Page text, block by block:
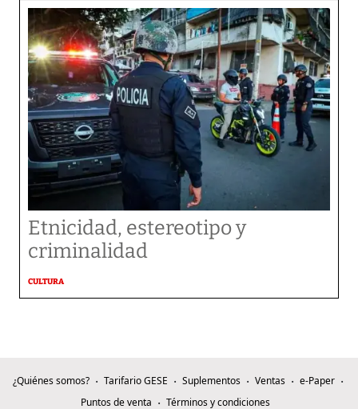
Etnicidad, estereotipo y
criminalidad
CULTURA
¿Quiénes somos? Tarifario GESE Suplementos Ventas
e-Paper
Puntos de venta
Términos y condiciones